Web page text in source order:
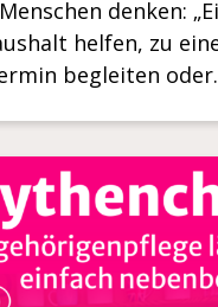
denken:
helfen, zu
begleiten